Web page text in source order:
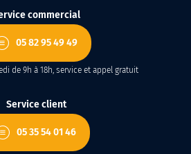
commercial
05 82 95 49 49
de 9h à 18h, service et appel gratuit
Service client
05 35 54 01 46